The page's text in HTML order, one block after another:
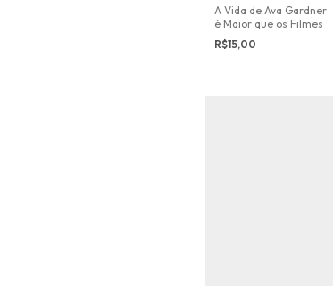
A Vida de Ava Gardner
é Maior que os Filmes
R$15,00